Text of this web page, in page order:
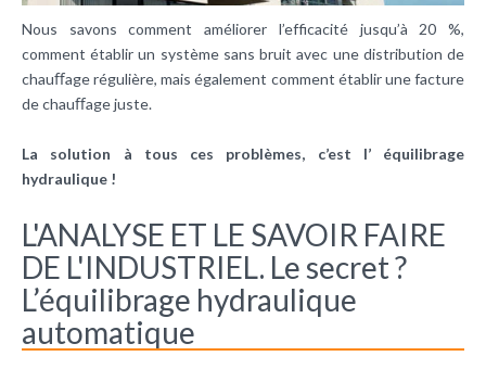
Nous savons comment améliorer l’efficacité jusqu’à 20 %,
comment établir un système sans bruit avec une distribution de
chauﬀage régulière, mais également comment établir une facture
de chauﬀage juste.
La solution à tous ces problèmes, c’est l’ équilibrage
hydraulique !
L'ANALYSE ET LE SAVOIR FAIRE
DE L'INDUSTRIEL. Le secret ?
L’équilibrage hydraulique
automatique